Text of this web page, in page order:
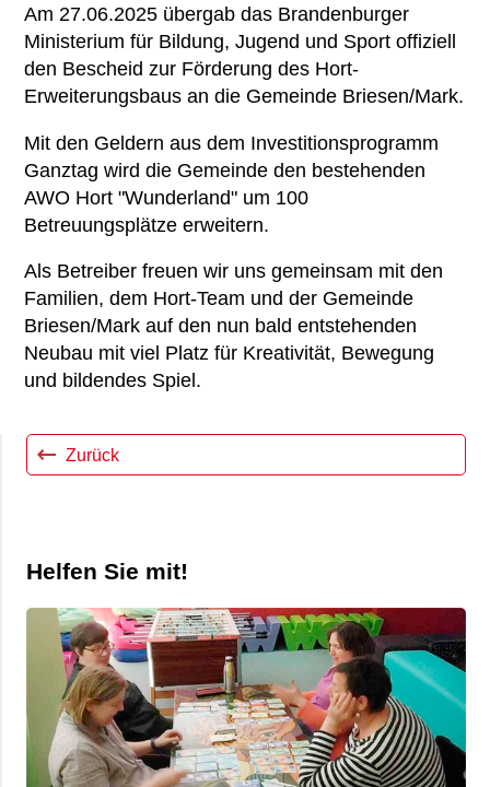
Am 27.06.2025 übergab das Brandenburger
Ministerium für Bildung, Jugend und Sport offiziell
den Bescheid zur Förderung des Hort-
Erweiterungsbaus an die Gemeinde Briesen/Mark.
Mit den Geldern aus dem Investitionsprogramm
Ganztag wird die Gemeinde den bestehenden
AWO Hort "Wunderland" um 100
Betreuungsplätze erweitern.
Als Betreiber freuen wir uns gemeinsam mit den
Familien, dem Hort-Team und der Gemeinde
Briesen/Mark auf den nun bald entstehenden
Neubau mit viel Platz für Kreativität, Bewegung
und bildendes Spiel.
Zurück
Helfen Sie mit!